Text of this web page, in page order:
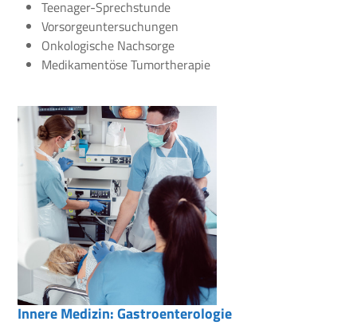
Teenager-Sprechstunde
Vorsorgeuntersuchungen
Onkologische Nachsorge
Medikamentöse Tumortherapie
Innere Medizin: Gastroenterologie